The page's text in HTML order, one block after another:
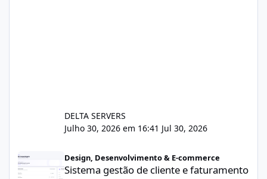
DELTA SERVERS
Julho 30, 2026 em 16:41 Jul 30, 2026
Design, Desenvolvimento & E-commerce
Sistema gestão de cliente e faturamento